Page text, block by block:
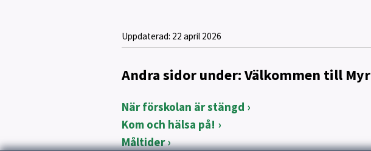
Uppdaterad: 22 april 2026
Andra sidor under: Välkommen till
När förskolan är stängd
Kom och hälsa på!
Måltider